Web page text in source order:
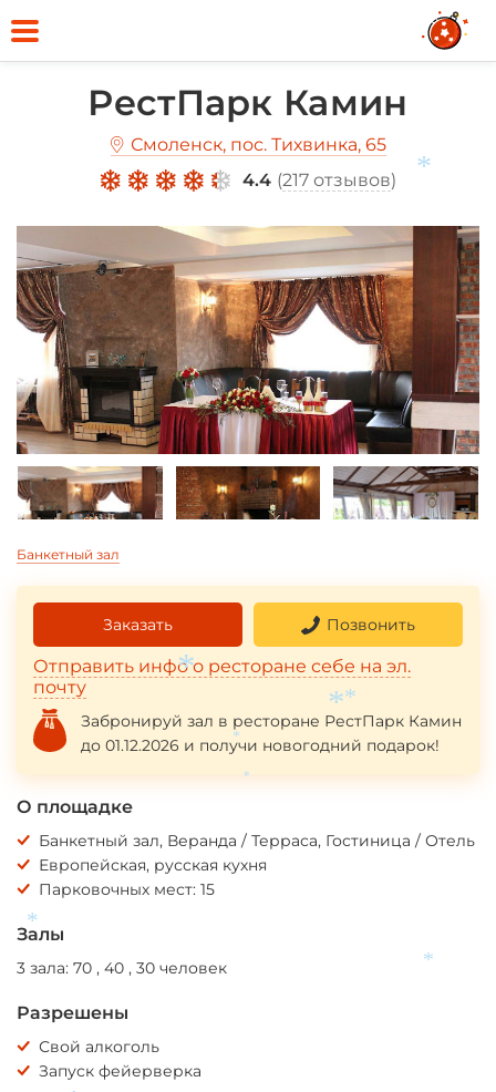
РестПарк Камин
Смоленск, пос. Тихвинка, 65
4.4 (217 отзывов)
Банкетный зал
Заказать Позвонить
Отправить инфо о ресторане себе на эл.
почту
Забронируй зал в ресторане РестПарк Камин
до 01.12.2026 и получи новогодний подарок!
О площадке
Банкетный зал, Веранда / Терраса, Гостиница / Отель
Европейская, русская кухня
Парковочных мест: 15
Залы
3 зала: 70 , 40 , 30 человек
Разрешены
Свой алкоголь
Запуск фейерверка
*
*
*